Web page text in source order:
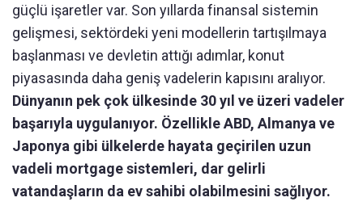
güçlü işaretler var. Son yıllarda finansal sistemin
gelişmesi, sektördeki yeni modellerin tartışılmaya
başlanması ve devletin attığı adımlar, konut
piyasasında daha geniş vadelerin kapısını aralıyor.
Dünyanın pek çok ülkesinde 30 yıl ve üzeri vadeler
başarıyla uygulanıyor. Özellikle ABD, Almanya ve
Japonya gibi ülkelerde hayata geçirilen uzun
vadeli mortgage sistemleri, dar gelirli
vatandaşların da ev sahibi olabilmesini sağlıyor.